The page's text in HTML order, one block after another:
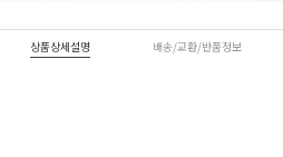
상품상세설명 배송/교환/반품정보